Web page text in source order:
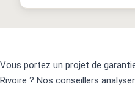
Vous portez un projet de
Rivoire ? Nos conseillers